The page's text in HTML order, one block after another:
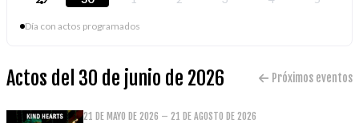
Día con actos programados
Actos del 30 de junio de 2026 Próximos eventos
21 DE MAYO DE 2026 – 21 DE AGOSTO DE 2026